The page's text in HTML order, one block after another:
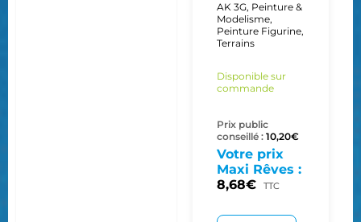
AK 3G, Peinture &
Modelisme,
Peinture Figurine,
Terrains
Disponible sur
commande
Prix public
conseillé : 10,20€
Votre prix
Maxi Rêves :
8,68€ TTC